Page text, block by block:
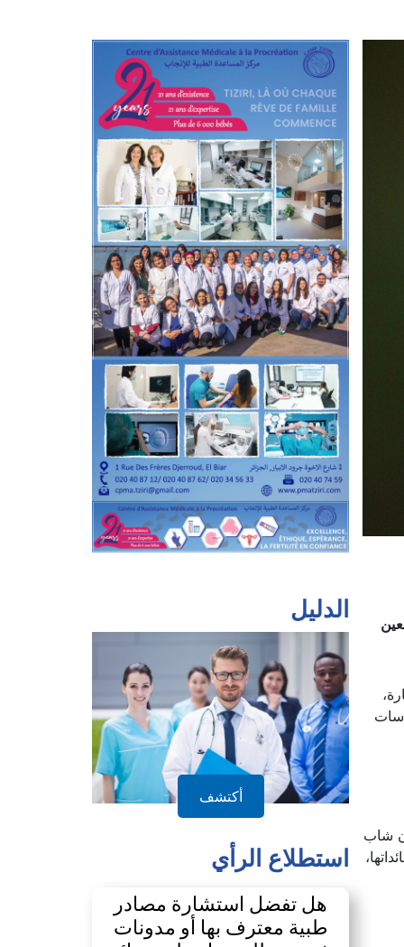
منظمة الصحة العالمية لعام 2022 أن أكثر من 37 مليون شاب
الدليل
أكتشف
استطلاع الرأي
هل تفضل استشارة مصادر
طبية معترف بها أو مدونات